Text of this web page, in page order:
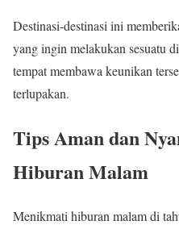
Destinasi-destinasi ini
yang ingin melakukan sesuatu
tempat membawa keunikan
terlupakan.
Tips Aman dan
Hiburan Malam
Menikmati hiburan malam di